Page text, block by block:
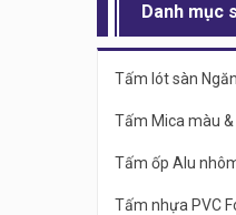
Danh mục
Tấm lót sàn
Tấm Mica màu &
Tấm ốp Alu
Tấm nhựa PVC